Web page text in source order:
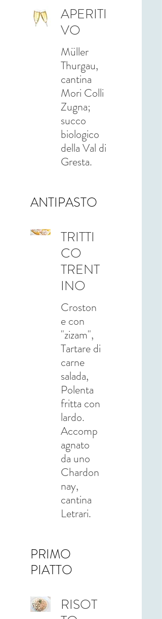
APERITI
VO
Müller
Thurgau,
cantina
Mori Colli
Zugna;
succo
biologico
della Val di
ANTIPASTO
TRITTI
CO
TRENT
INO
Croston
e con
"zizam",
Tartare di
carne
salada,
Polenta
fritta con
lardo.
Accomp
agnato
da uno
Chardon
nay,
cantina
Letrari.
PRIMO
PIATTO
RISOT